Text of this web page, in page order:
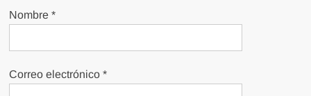
Nombre*
Correo electrónico*